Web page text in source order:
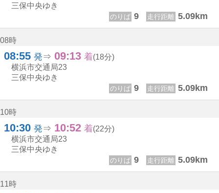
三保中央ゆき
のりば 9 走行距離 5.09km
08時
08:55 8じ 55ふん
発⇒ 09:13 9じ 13ふん
着(18分)
横浜市交通局23
三保中央ゆき
のりば 9 走行距離 5.09km
10時
10:30 10じ 30ふん
発⇒ 10:52 10じ 52ふん
着(22分)
横浜市交通局23
三保中央ゆき
のりば 9 走行距離 5.09km
11時